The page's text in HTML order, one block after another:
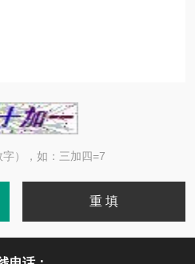
），如：三加四=7